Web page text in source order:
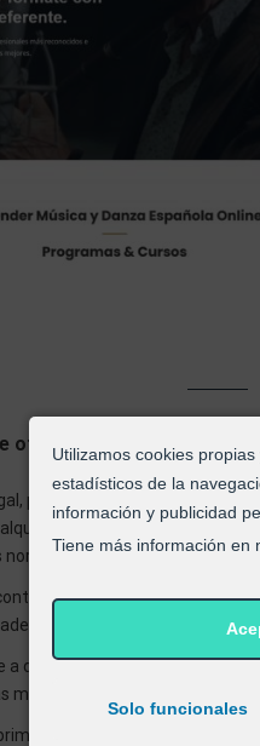
Utilizamos cookies
estadísticos de la
información y publicidad
Tiene más información en
Solo funcionales
otros, los siguientes
política de privacidad, política
URL. Estos textos son
registro contienen una
una casilla de
a disposición de los clientes un
medidas necesarias para una
capa informativa con